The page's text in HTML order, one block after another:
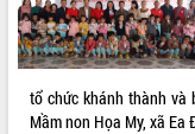
tổ chức khánh thành và
Mầm non Họa My, xã Ea